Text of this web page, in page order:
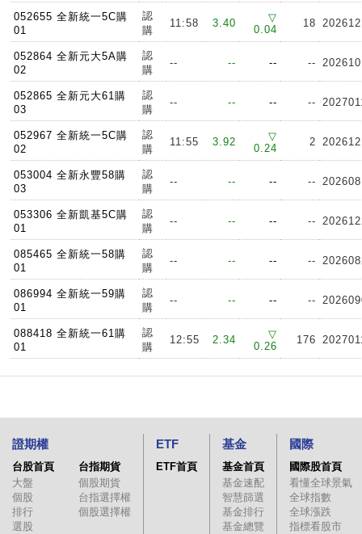
052655 全新統一5C購
01
認
購
11:58 3.40
▽
0.04
18
052864 全新元大5A購
02
認
購
-- -- -- --
052865 全新元大61購
03
認
購
-- -- -- --
052967 全新統一5C購
02
認
購
11:55 3.92
▽
0.24
2
053004 全新永豐58購
03
認
購
-- -- -- --
053306 全新凱基5C購
01
認
購
-- -- -- --
085465 全新統一58購
01
認
購
-- -- -- --
086994 全新統一59購
01
認
購
-- -- -- --
088418 全新統一61購
01
認
購
12:55 2.34
▽
0.26
176
證期權
台股首頁
大盤
個股
排行
選股
台指期貨
個股期貨
台指選擇權
個股選擇權
ETF
ETF首頁
基金
基金首頁
基金速配
智慧篩選
基金排行
基金總覽
國際
國際股首頁
看懂全球景氣
全球指數
全球漲跌
指標看股市